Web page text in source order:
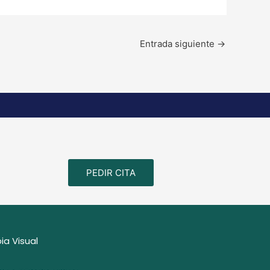
Entrada siguiente →
PEDIR CITA
Visual